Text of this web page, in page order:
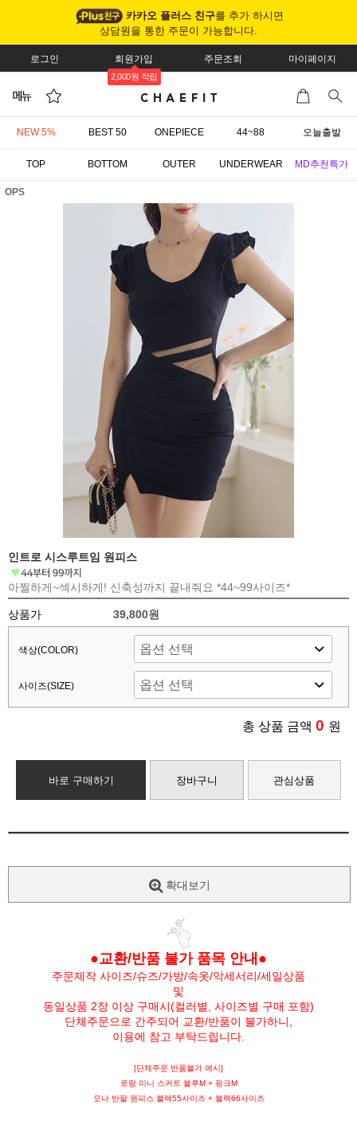
카카오 플러스 친구를 추가 하시면
상담원을 통한 주문이 가능합니다.
로그인 회원가입
2,000원 적립
주문조회 마이페이지
NEW 5% BEST 50 ONEPIECE 44~88 오늘출발
TOP BOTTOM OUTER UNDERWEAR MD추천특가
OPS
인트로 시스루트임 원피스
아찔하게~섹시하게! 신축성까지 끝내줘요 *44~99사이즈*
상품가 39,800원
색상(COLOR)
사이즈(SIZE)
총 상품 금액 0 원
바로 구매하기 장바구니 관심상품
확대보기
●교환/반품 불가 품목 안내●
주문제작 사이즈/슈즈/가방/속옷/악세서리/세일상품
및
동일상품 2장 이상 구매시(컬러별, 사이즈별 구매 포함)
단체주문으로 간주되어 교환/반품이 불가하니,
이용에 참고 부탁드립니다.
[단체주문 반품불가 예시]
로랑 미니 스커트 블루M + 핑크M
모나 반팔 원피스 블랙55사이즈 + 블랙66사이즈